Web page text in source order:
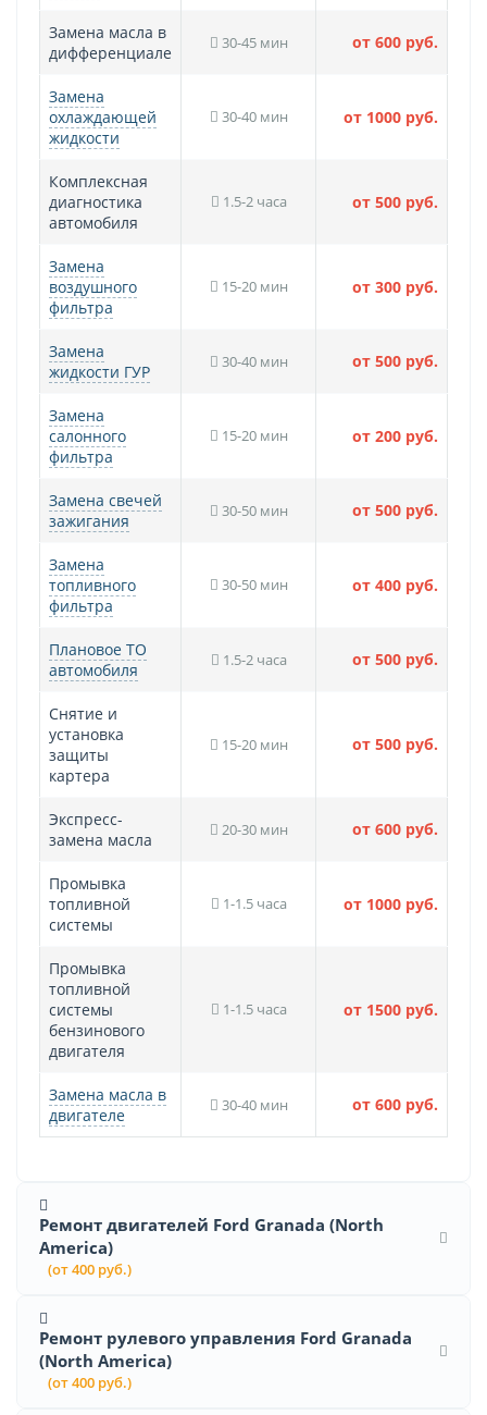
Замена масла в
дифференциале
30-45 мин от 600 руб.
Замена
охлаждающей
жидкости
30-40 мин от 1000 руб.
Комплексная
диагностика
автомобиля
1.5-2 часа от 500 руб.
Замена
воздушного
фильтра
15-20 мин от 300 руб.
Замена
жидкости ГУР
30-40 мин от 500 руб.
Замена
салонного
фильтра
15-20 мин от 200 руб.
Замена свечей
зажигания
30-50 мин от 500 руб.
Замена
топливного
фильтра
30-50 мин от 400 руб.
Плановое ТО
автомобиля
1.5-2 часа от 500 руб.
Снятие и
установка
защиты
картера
15-20 мин от 500 руб.
Экспресс-
замена масла
20-30 мин от 600 руб.
Промывка
топливной
системы
1-1.5 часа от 1000 руб.
Промывка
топливной
системы
бензинового
двигателя
1-1.5 часа от 1500 руб.
Замена масла в
двигателе
30-40 мин от 600 руб.
Ремонт двигателей Ford Granada (North
America)
(от 400 руб.)
Ремонт рулевого управления Ford Granada
(North America)
(от 400 руб.)